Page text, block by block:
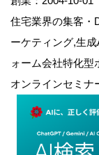
住宅業界の集客・
ーケティング,生
ォーム会社特化型
オンラインセミナ